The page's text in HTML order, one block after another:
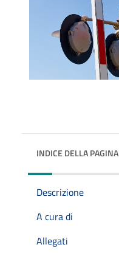
INDICE DELLA PAGINA
Descrizione
A cura di
Allegati